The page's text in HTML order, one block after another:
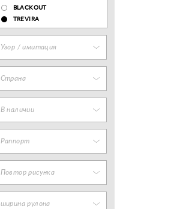
BLACKOUT
TREVIRA
Узор / имитация
Страна
В наличии
Раппорт
Повтор рисунка
ширина рулона